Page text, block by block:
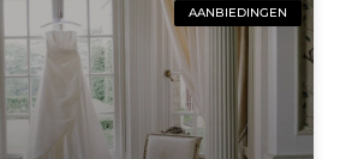
AANBIEDINGEN